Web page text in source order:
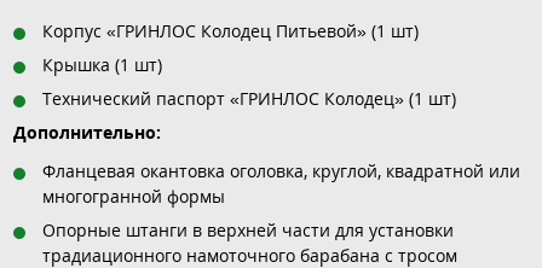
Корпус «ГРИНЛОС Колодец Питьевой» (1 шт)
Крышка (1 шт)
Технический паспорт «ГРИНЛОС Колодец» (1 шт)
Дополнительно:
Фланцевая окантовка оголовка, круглой, квадратной или
многогранной формы
Опорные штанги в верхней части для установки
традиационного намоточного барабана с тросом